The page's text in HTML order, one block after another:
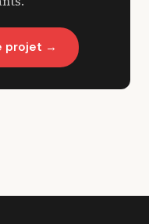
projet →